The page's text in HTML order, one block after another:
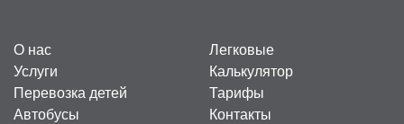
О нас
Услуги
Перевозка детей
Автобусы
Легковые
Калькулятор
Тарифы
Контакты